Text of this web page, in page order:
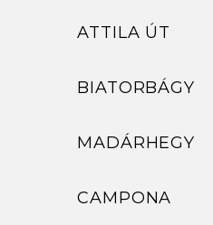
ATTILA ÚT
BIATORBÁGY
MADÁRHEGY
CAMPONA